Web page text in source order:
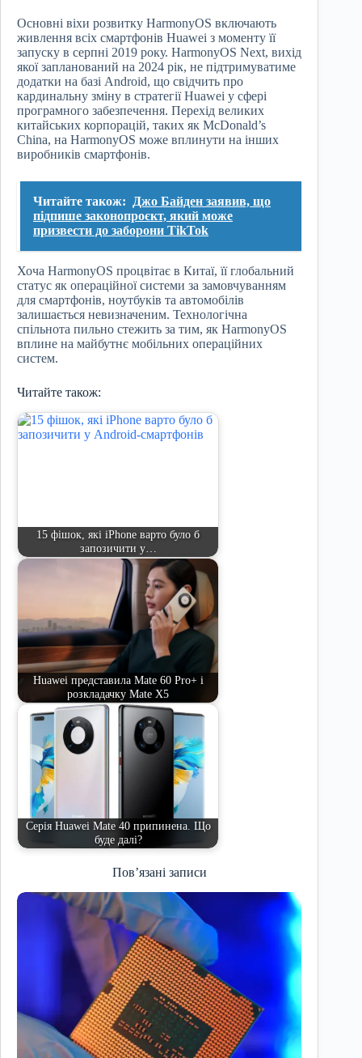
Основні віхи розвитку HarmonyOS включають
живлення всіх смартфонів Huawei з моменту її
запуску в серпні 2019 року. HarmonyOS Next, вихід
якої запланований на 2024 рік, не підтримуватиме
додатки на базі Android, що свідчить про
кардинальну зміну в стратегії Huawei у сфері
програмного забезпечення. Перехід великих
китайських корпорацій, таких як McDonald’s
China, на HarmonyOS може вплинути на інших
виробників смартфонів.
Читайте також:
Джо Байден заявив, що
підпише законопроєкт, який може
призвести до заборони TikTok
Хоча HarmonyOS процвітає в Китаї, її глобальний
статус як операційної системи за замовчуванням
для смартфонів, ноутбуків та автомобілів
залишається невизначеним. Технологічна
спільнота пильно стежить за тим, як HarmonyOS
вплине на майбутнє мобільних операційних
систем.
Читайте також:
15 фішок, які iPhone варто було б
запозичити у…
Huawei представила Mate 60 Pro+ і
розкладачку Mate X5
Серія Huawei Mate 40 припинена. Що
буде далі?
Пов’язані записи